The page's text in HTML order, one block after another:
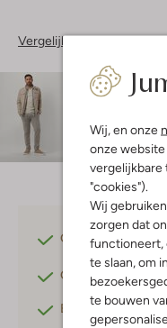
Wij, en onze
onze
vergelijkbare
"cookies").
Wij
zorgen dat
functioneert,
te slaan, om
te bouwen
Vergelijkbare items
Maatadvies
pasvorm is
Gratis verzending
Gratis retourneren
Betaal achteraf